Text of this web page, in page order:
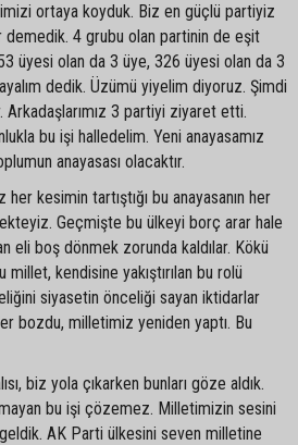
ortaya koyduk. Biz en güçlü partiyiz
4 grubu olan partinin de eşit
üyesi olan da 3 üye, 326 üyesi olan da 3
dedik. Üzümü yiyelim diyoruz. Şimdi
Arkadaşlarımız 3 partiyi ziyaret etti.
bu işi halledelim. Yeni anayasamız
anayasası olacaktır.
her kesimin tartıştığı bu anayasanın her
Geçmişte bu ülkeyi borç arar hale
eli boş dönmek zorunda kaldılar. Kökü
millet, kendisine yakıştırılan bu rolü
siyasetin önceliği sayan iktidarlar
bozdu, milletimiz yeniden yaptı. Bu
biz yola çıkarken bunları göze aldık.
bu işi çözemez. Milletimizin sesini
AK Parti ülkesini seven milletine